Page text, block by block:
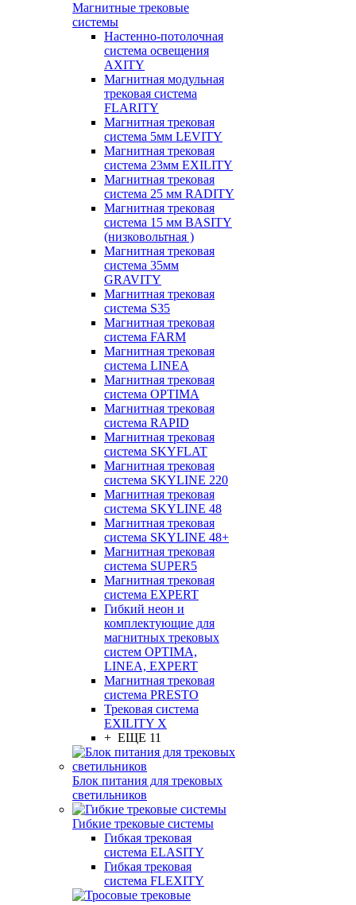
Магнитные трековые
системы
Настенно-потолочная
система освещения
AXITY
Магнитная модульная
трековая система
FLARITY
Магнитная трековая
система 5мм LEVITY
Магнитная трековая
система 23мм EXILITY
Магнитная трековая
система 25 мм RADITY
Магнитная трековая
система 15 мм BASITY
(низковольтная )
Магнитная трековая
система 35мм
GRAVITY
Магнитная трековая
система S35
Магнитная трековая
система FARM
Магнитная трековая
система LINEA
Магнитная трековая
система OPTIMA
Магнитная трековая
система RAPID
Магнитная трековая
система SKYFLAT
Магнитная трековая
система SKYLINE 220
Магнитная трековая
система SKYLINE 48
Магнитная трековая
система SKYLINE 48+
Магнитная трековая
система SUPER5
Магнитная трековая
система EXPERT
Гибкий неон и
комплектующие для
магнитных трековых
систем OPTIMA,
LINEA, EXPERT
Магнитная трековая
система PRESTO
Трековая система
EXILITY X
+ ЕЩЕ 11
Блок питания для трековых
светильников
Гибкие трековые системы
Гибкая трековая
система ELASITY
Гибкая трековая
система FLEXITY